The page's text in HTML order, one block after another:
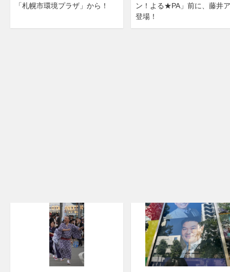
「札幌市環境プラザ」から！
ン！よる★PA」前に、藤井
登場！